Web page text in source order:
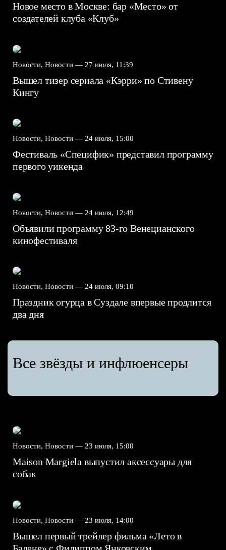
Новое место в Москве: бар «Место» от
создателей клуба «Клуб»
Новости, Новости — 27 июля, 11:39
Вышел тизер сериала «Кэрри» по Стивену
Кингу
Новости, Новости — 24 июля, 15:00
Фестиваль «Специфик» представил программу
первого уикенда
Новости, Новости — 24 июля, 12:49
Объявили программу 83-го Венецианского
кинофестиваля
Новости, Новости — 24 июля, 09:10
Праздник огурца в Суздале впервые продлится
два дня
Все звёзды и инфлюенсеры
Новости, Новости — 23 июля, 15:00
Maison Margiela выпустил аксессуары для
собак
Новости, Новости — 23 июля, 14:00
Вышел первый трейлер фильма «Лето в